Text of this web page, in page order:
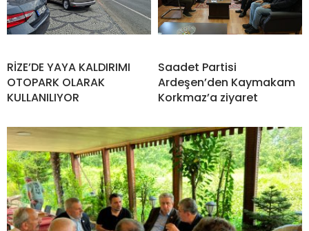
RİZE’DE YAYA KALDIRIMI
OTOPARK OLARAK
KULLANILIYOR
Saadet Partisi
Ardeşen’den Kaymakam
Korkmaz’a ziyaret